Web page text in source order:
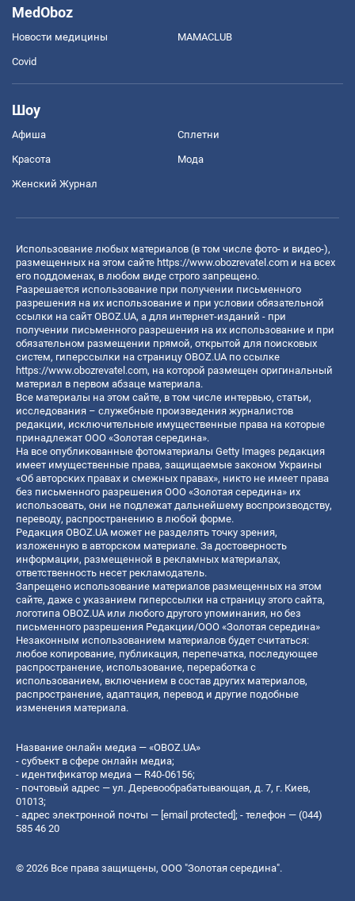
MedOboz
Новости медицины MAMACLUB
Covid
Шоу
Афиша Сплетни
Красота Мода
Женский Журнал
Использование любых материалов (в том числе фото- и видео-),
размещенных на этом сайте https://www.obozrevatel.com и на всех
его поддоменах, в любом виде строго запрещено.
Разрешается использование при получении письменного
разрешения на их использование и при условии обязательной
ссылки на сайт OBOZ.UA, а для интернет-изданий - при
получении письменного разрешения на их использование и при
обязательном размещении прямой, открытой для поисковых
систем, гиперссылки на страницу OBOZ.UA по ссылке
https://www.obozrevatel.com, на которой размещен оригинальный
материал в первом абзаце материала.
Все материалы на этом сайте, в том числе интервью, статьи,
исследования – служебные произведения журналистов
редакции, исключительные имущественные права на которые
принадлежат ООО «Золотая середина».
На все опубликованные фотоматериалы Getty Images редакция
имеет имущественные права, защищаемые законом Украины
«Об авторских правах и смежных правах», никто не имеет права
без письменного разрешения ООО «Золотая середина» их
использовать, они не подлежат дальнейшему воспроизводству,
переводу, распространению в любой форме.
Редакция OBOZ.UA может не разделять точку зрения,
изложенную в авторском материале. За достоверность
информации, размещенной в рекламных материалах,
ответственность несет рекламодатель.
Запрещено использование материалов размещенных на этом
сайте, даже с указанием гиперссылки на страницу этого сайта,
логотипа OBOZ.UA или любого другого упоминания, но без
письменного разрешения Редакции/ООО «Золотая середина»
Незаконным использованием материалов будет считаться:
любое копирование, публикация, перепечатка, последующее
распространение, использование, переработка с
использованием, включением в состав других материалов,
распространение, адаптация, перевод и другие подобные
изменения материала.
Название онлайн медиа — «OBOZ.UA»
- субъект в сфере онлайн медиа;
- идентификатор медиа — R40-06156;
- почтовый адрес — ул. Деревообрабатывающая, д. 7, г. Киев,
01013;
- адрес электронной почты — [email protected]; - телефон — (044)
585 46 20
© 2026 Все права защищены, ООО "Золотая середина".